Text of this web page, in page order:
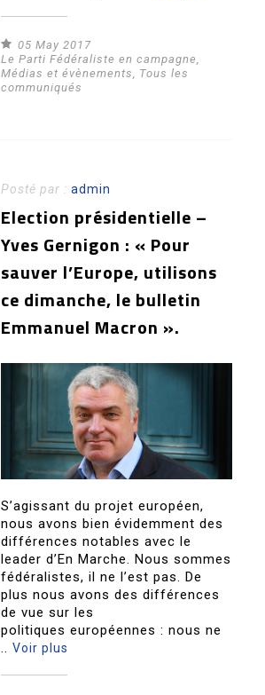
05 May 2017
Le Parti Fédéraliste en campagne,
Médias et évènements, Tous les
communiqués
Posté par :admin
Election présidentielle –
Yves Gernigon : « Pour
sauver l’Europe, utilisons
ce dimanche, le bulletin
Emmanuel Macron ».
S’agissant du projet européen,
nous avons bien évidemment des
différences notables avec le
leader d’En Marche. Nous sommes
fédéralistes, il ne l’est pas. De
plus nous avons des différences
de vue sur les
politiques européennes : nous ne
..Voir plus